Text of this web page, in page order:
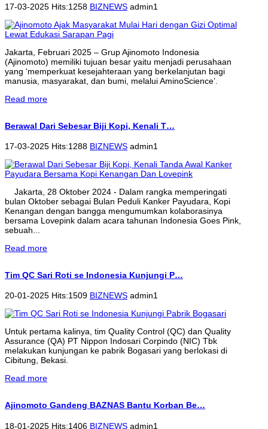
17-03-2025 Hits:1258 BIZNEWS admin1
Jakarta, Februari 2025 – Grup Ajinomoto Indonesia
(Ajinomoto) memiliki tujuan besar yaitu menjadi perusahaan
yang ‘memperkuat kesejahteraan yang berkelanjutan bagi
manusia, masyarakat, dan bumi, melalui AminoScience’.
Read more
Berawal Dari Sebesar Biji Kopi, Kenali T…
17-03-2025 Hits:1288 BIZNEWS admin1
Jakarta, 28 Oktober 2024 - Dalam rangka memperingati
bulan Oktober sebagai Bulan Peduli Kanker Payudara, Kopi
Kenangan dengan bangga mengumumkan kolaborasinya
bersama Lovepink dalam acara tahunan Indonesia Goes Pink,
sebuah...
Read more
Tim QC Sari Roti se Indonesia Kunjungi P…
20-01-2025 Hits:1509 BIZNEWS admin1
Untuk pertama kalinya, tim Quality Control (QC) dan Quality
Assurance (QA) PT Nippon Indosari Corpindo (NIC) Tbk
melakukan kunjungan ke pabrik Bogasari yang berlokasi di
Cibitung, Bekasi.
Read more
Ajinomoto Gandeng BAZNAS Bantu Korban Be…
18-01-2025 Hits:1406 BIZNEWS admin1